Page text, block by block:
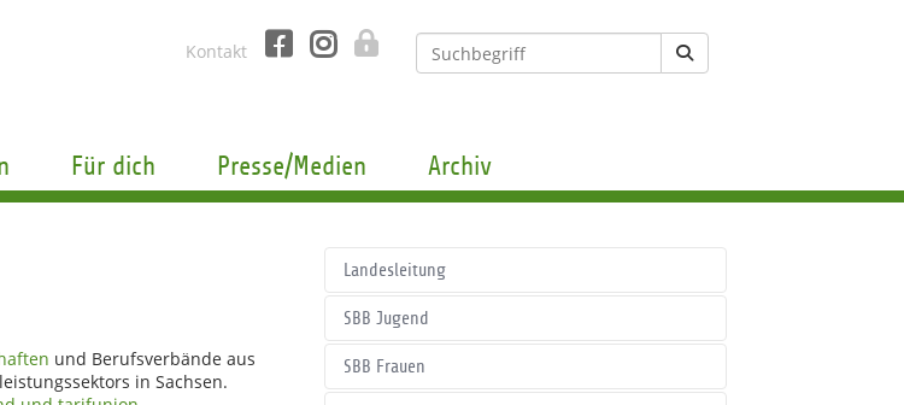
Kontakt
Für dich Presse/Medien Archiv
und Berufsverbände aus
in Sachsen.
Landesleitung
SBB Jugend
SBB Frauen